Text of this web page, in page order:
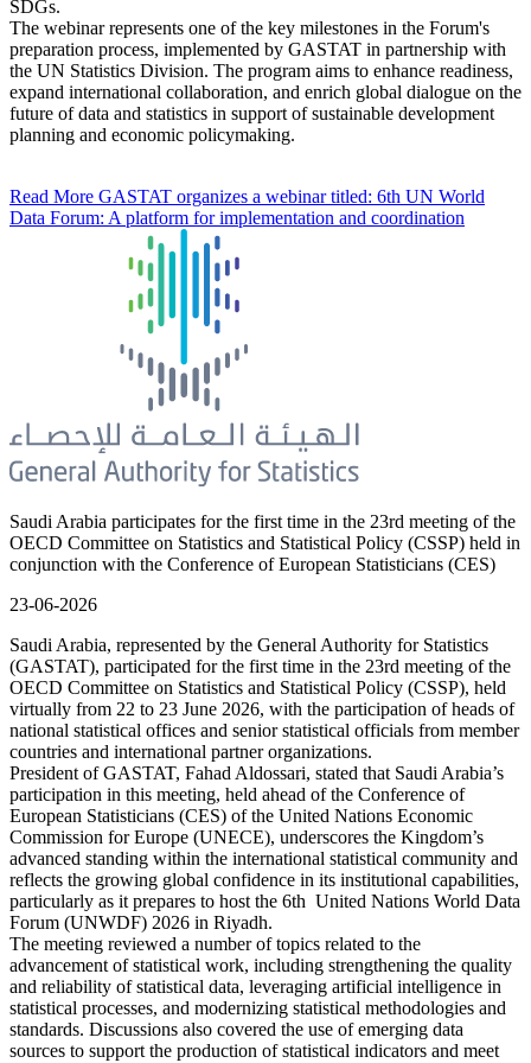
SDGs.
The webinar represents one of the key milestones in the Forum's
preparation process, implemented by GASTAT in partnership with
the UN Statistics Division. The program aims to enhance readiness,
expand international collaboration, and enrich global dialogue on the
future of data and statistics in support of sustainable development
planning and economic policymaking.
Read More GASTAT organizes a webinar titled: 6th UN World
Data Forum: A platform for implementation and coordination
Saudi Arabia participates for the first time in the 23rd meeting of the
OECD Committee on Statistics and Statistical Policy (CSSP) held in
conjunction with the Conference of European Statisticians (CES)
23-06-2026
Saudi Arabia, represented by the General Authority for Statistics
(GASTAT), participated for the first time in the 23rd meeting of the
OECD Committee on Statistics and Statistical Policy (CSSP), held
virtually from 22 to 23 June 2026, with the participation of heads of
national statistical offices and senior statistical officials from member
countries and international partner organizations.
President of GASTAT, Fahad Aldossari, stated that Saudi Arabia’s
participation in this meeting, held ahead of the Conference of
European Statisticians (CES) of the United Nations Economic
Commission for Europe (UNECE), underscores the Kingdom’s
advanced standing within the international statistical community and
reflects the growing global confidence in its institutional capabilities,
particularly as it prepares to host the 6th United Nations World Data
Forum (UNWDF) 2026 in Riyadh.
The meeting reviewed a number of topics related to the
advancement of statistical work, including strengthening the quality
and reliability of statistical data, leveraging artificial intelligence in
statistical processes, and modernizing statistical methodologies and
standards. Discussions also covered the use of emerging data
sources to support the production of statistical indicators and meet